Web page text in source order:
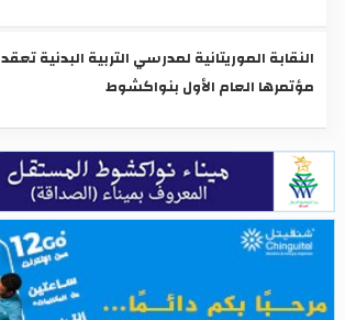
النقابة الموريتانية لمدرسي التربية البدنية تعقد
مؤتمرها العام الأول بنواكشوط